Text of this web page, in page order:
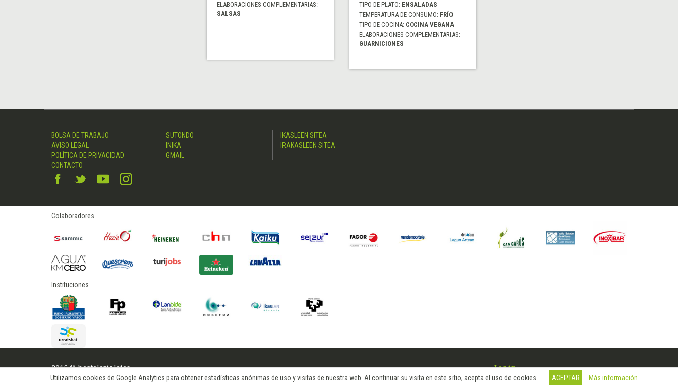
Utilizamos cookies de Google Analytics para obtener estadísticas anónimas de uso y visitas de nuestra web. Al continuar su visita en este sitio, acepta el uso de cookies. ACEPTAR Más información
ELABORACIONES COMPLEMENTARIAS:
SALSAS
TIPO DE PLATO: ENSALADAS
TEMPERATURA DE CONSUMO: FRÍO
TIPO DE COCINA: COCINA VEGANA
ELABORACIONES COMPLEMENTARIAS:
GUARNICIONES
BOLSA DE TRABAJO
AVISO LEGAL
POLÍTICA DE PRIVACIDAD
CONTACTO
SUTONDO
INIKA
GMAIL
IKASLEEN SITEA
IRAKASLEEN SITEA
Colaboradores
Instituciones
2015 © hostelerialeioa Log in